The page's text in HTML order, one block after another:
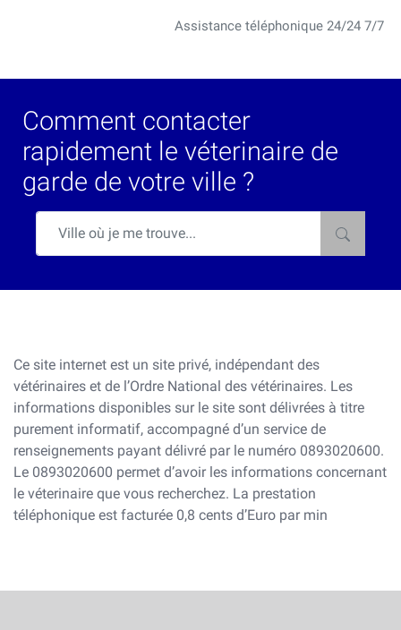
Assistance téléphonique 24/24 7/7
Comment contacter
rapidement le véterinaire de
garde de votre ville ?
Ce site internet est un site privé, indépendant des
vétérinaires et de l’Ordre National des vétérinaires. Les
informations disponibles sur le site sont délivrées à titre
purement informatif, accompagné d’un service de
renseignements payant délivré par le numéro 0893020600.
Le 0893020600 permet d’avoir les informations concernant
le véterinaire que vous recherchez. La prestation
téléphonique est facturée 0,8 cents d’Euro par min